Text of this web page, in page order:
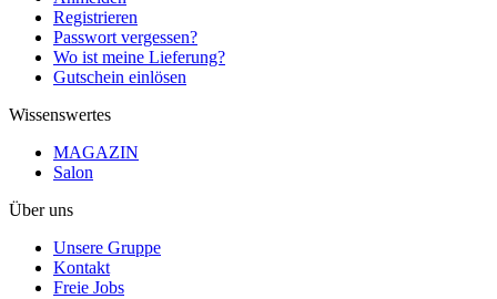
Registrieren
Passwort vergessen?
Wo ist meine Lieferung?
Gutschein einlösen
Wissenswertes
MAGAZIN
Salon
Über uns
Unsere Gruppe
Kontakt
Freie Jobs